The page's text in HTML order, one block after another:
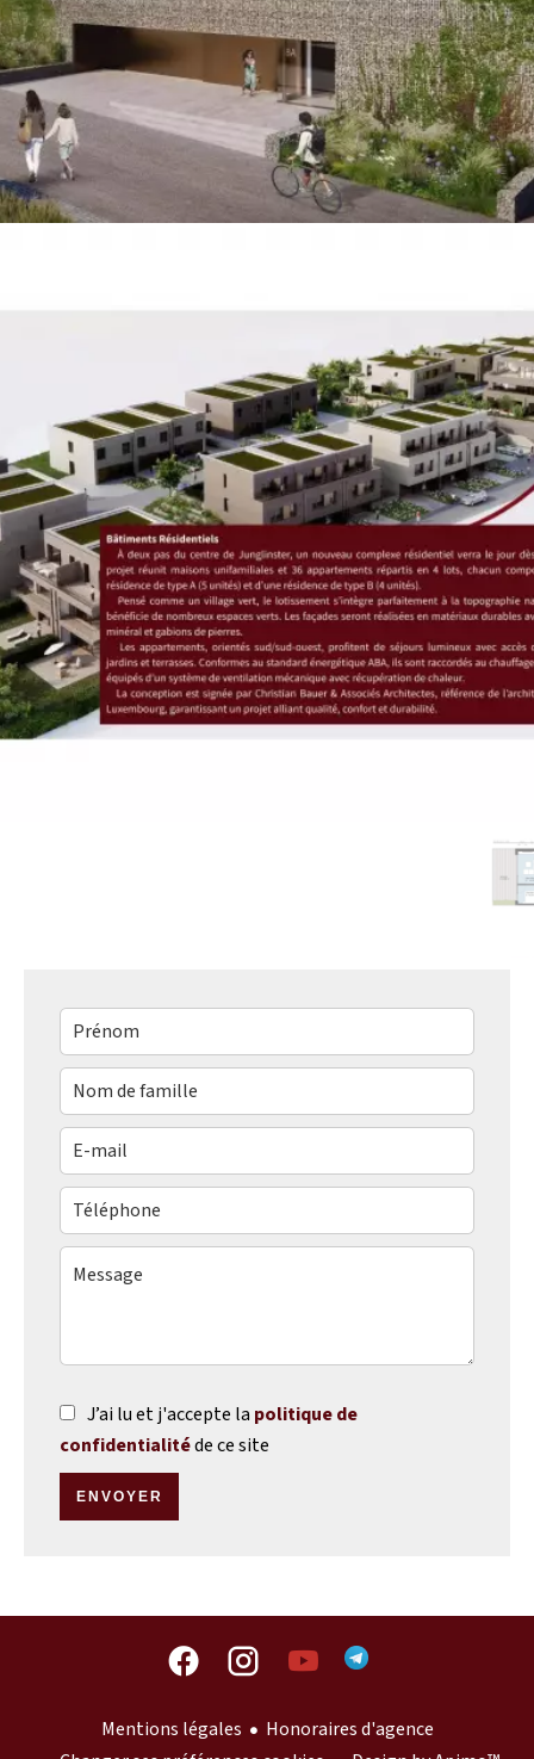
J’ai lu et j'accepte la politique de
confidentialitéde ce site
ENVOYER
Mentions légales
Honoraires d'agence